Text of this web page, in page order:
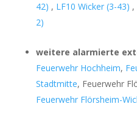
42) , LF10 Wicker (3-43) ,
2)
weitere alarmierte
Feuerwehr Hochheim,
Stadtmitte, Feuerwehr
Feuerwehr Flörsheim-